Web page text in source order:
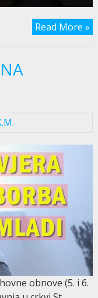
Read More »
obnove (5. i 6.